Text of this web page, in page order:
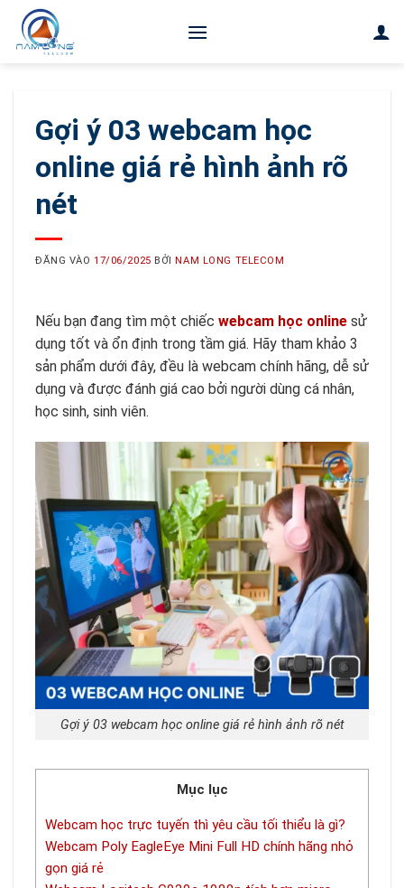
nội
Gợi ý 03 webcam học
online giá rẻ hình ảnh rõ
nét
ĐĂNG VÀO17/06/2025 BỞINAM LONG TELECOM
Nếu bạn đang tìm một chiếc webcam học online sử
dụng tốt và ổn định trong tầm giá. Hãy tham khảo 3
sản phẩm dưới đây, đều là webcam chính hãng, dễ sử
dụng và được đánh giá cao bởi người dùng cá nhân,
học sinh, sinh viên.
Gợi ý 03 webcam học online giá rẻ hình ảnh rõ nét
Mục lục
Webcam học trực tuyến thì yêu cầu tối thiểu là gì?
Webcam Poly EagleEye Mini Full HD chính hãng nhỏ
gọn giá rẻ